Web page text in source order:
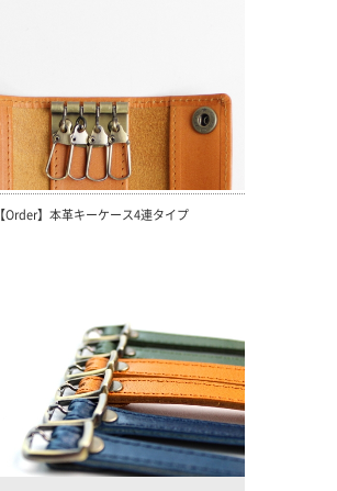
【Order】本革キーケース4連タイプ